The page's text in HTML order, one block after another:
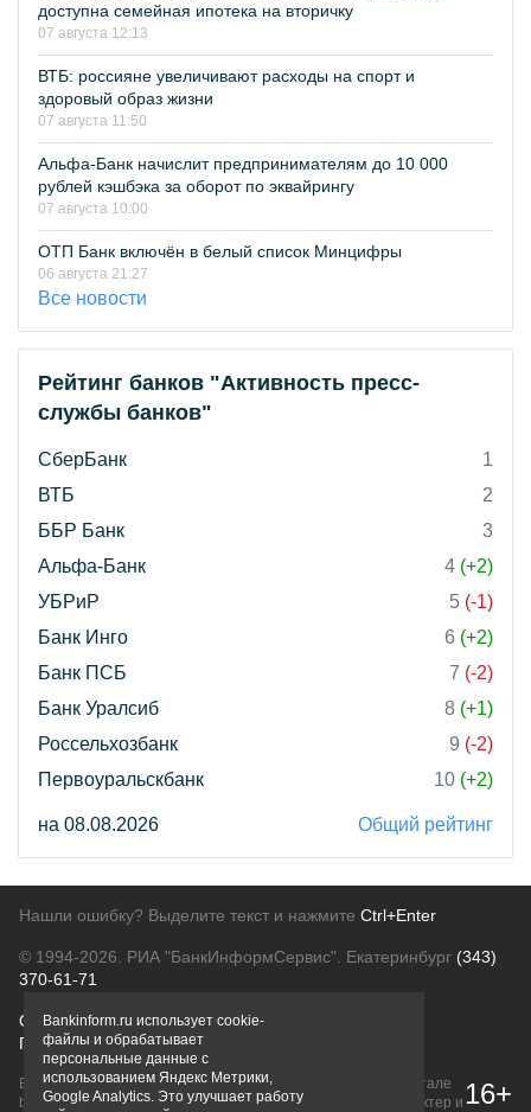
доступна семейная ипотека на вторичку
07 августа 12:13
ВТБ: россияне увеличивают расходы на спорт и
здоровый образ жизни
07 августа 11:50
Альфа-Банк начислит предпринимателям до 10 000
рублей кэшбэка за оборот по эквайрингу
07 августа 10:00
ОТП Банк включён в белый список Минцифры
06 августа 21:27
Все новости
Рейтинг банков "Активность пресс-
службы банков"
СберБанк
1
ВТБ
2
ББР Банк
3
Альфа-Банк
4 (+2)
УБРиР
5 (-1)
Банк Инго
6 (+2)
Банк ПСБ
7 (-2)
Банк Уралсиб
8 (+1)
Россельхозбанк
9 (-2)
Первоуральскбанк
10 (+2)
на 08.08.2026 Общий рейтинг
Нашли ошибку? Выделите текст и нажмите Ctrl+Enter
© 1994-2026. РИА "БанкИнформСервис". Екатеринбург (343)
370-61-71
О проектеПолитика конфиденциальности
Правовая информацияДля рекламодателей
Вся информация о продуктах банков, размещенная на портале
bankinform.ru, носит исключительно ознакомительный характер и 16+
Bankinform.ru использует cookie-
файлы и обрабатывает
персональные данные с
использованием Яндекс Метрики,
Google Analytics. Это улучшает работу